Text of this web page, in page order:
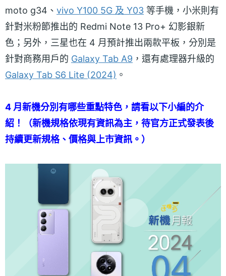
moto g34、 vivo Y100 5G 及 Y03 等手機，小米則有
針對米粉節推出的 Redmi Note 13 Pro+ 幻影銀新
色；另外，三星也在 4 月預計推出兩款平板，分別是
針對商務用戶的 Galaxy Tab A9 ，還有處理器升級的
Galaxy Tab S6 Lite (2024) 。
4 月新機分別有哪些重點特色，請看以下小編的介
紹！（新機規格依現有資訊為主，待官方正式發表後
持續更新規格、價格與上市資訊。）